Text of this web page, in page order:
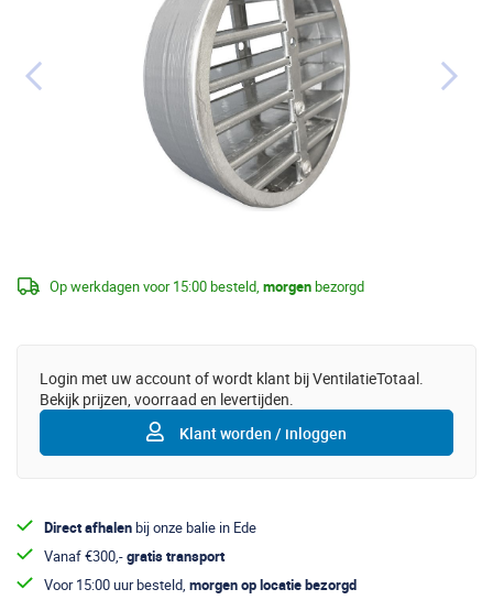
Op werkdagen voor 15:00 besteld, morgenbezorgd
Direct afhalenbij onze balie in Ede
Vanaf €300,-gratis transport
Voor 15:00 uur besteld, morgen op locatie bezorgd
Login met uw account of wordt klant bij VentilatieTotaal.
Bekijk prijzen, voorraad en levertijden.
Klant worden / inloggen